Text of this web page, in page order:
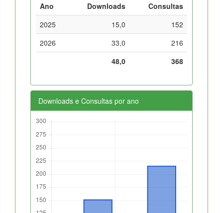
Ano Downloads
Consultas
2025
15,0
152
2026
33,0
216
48,0
368
Downloads e Consultas por ano